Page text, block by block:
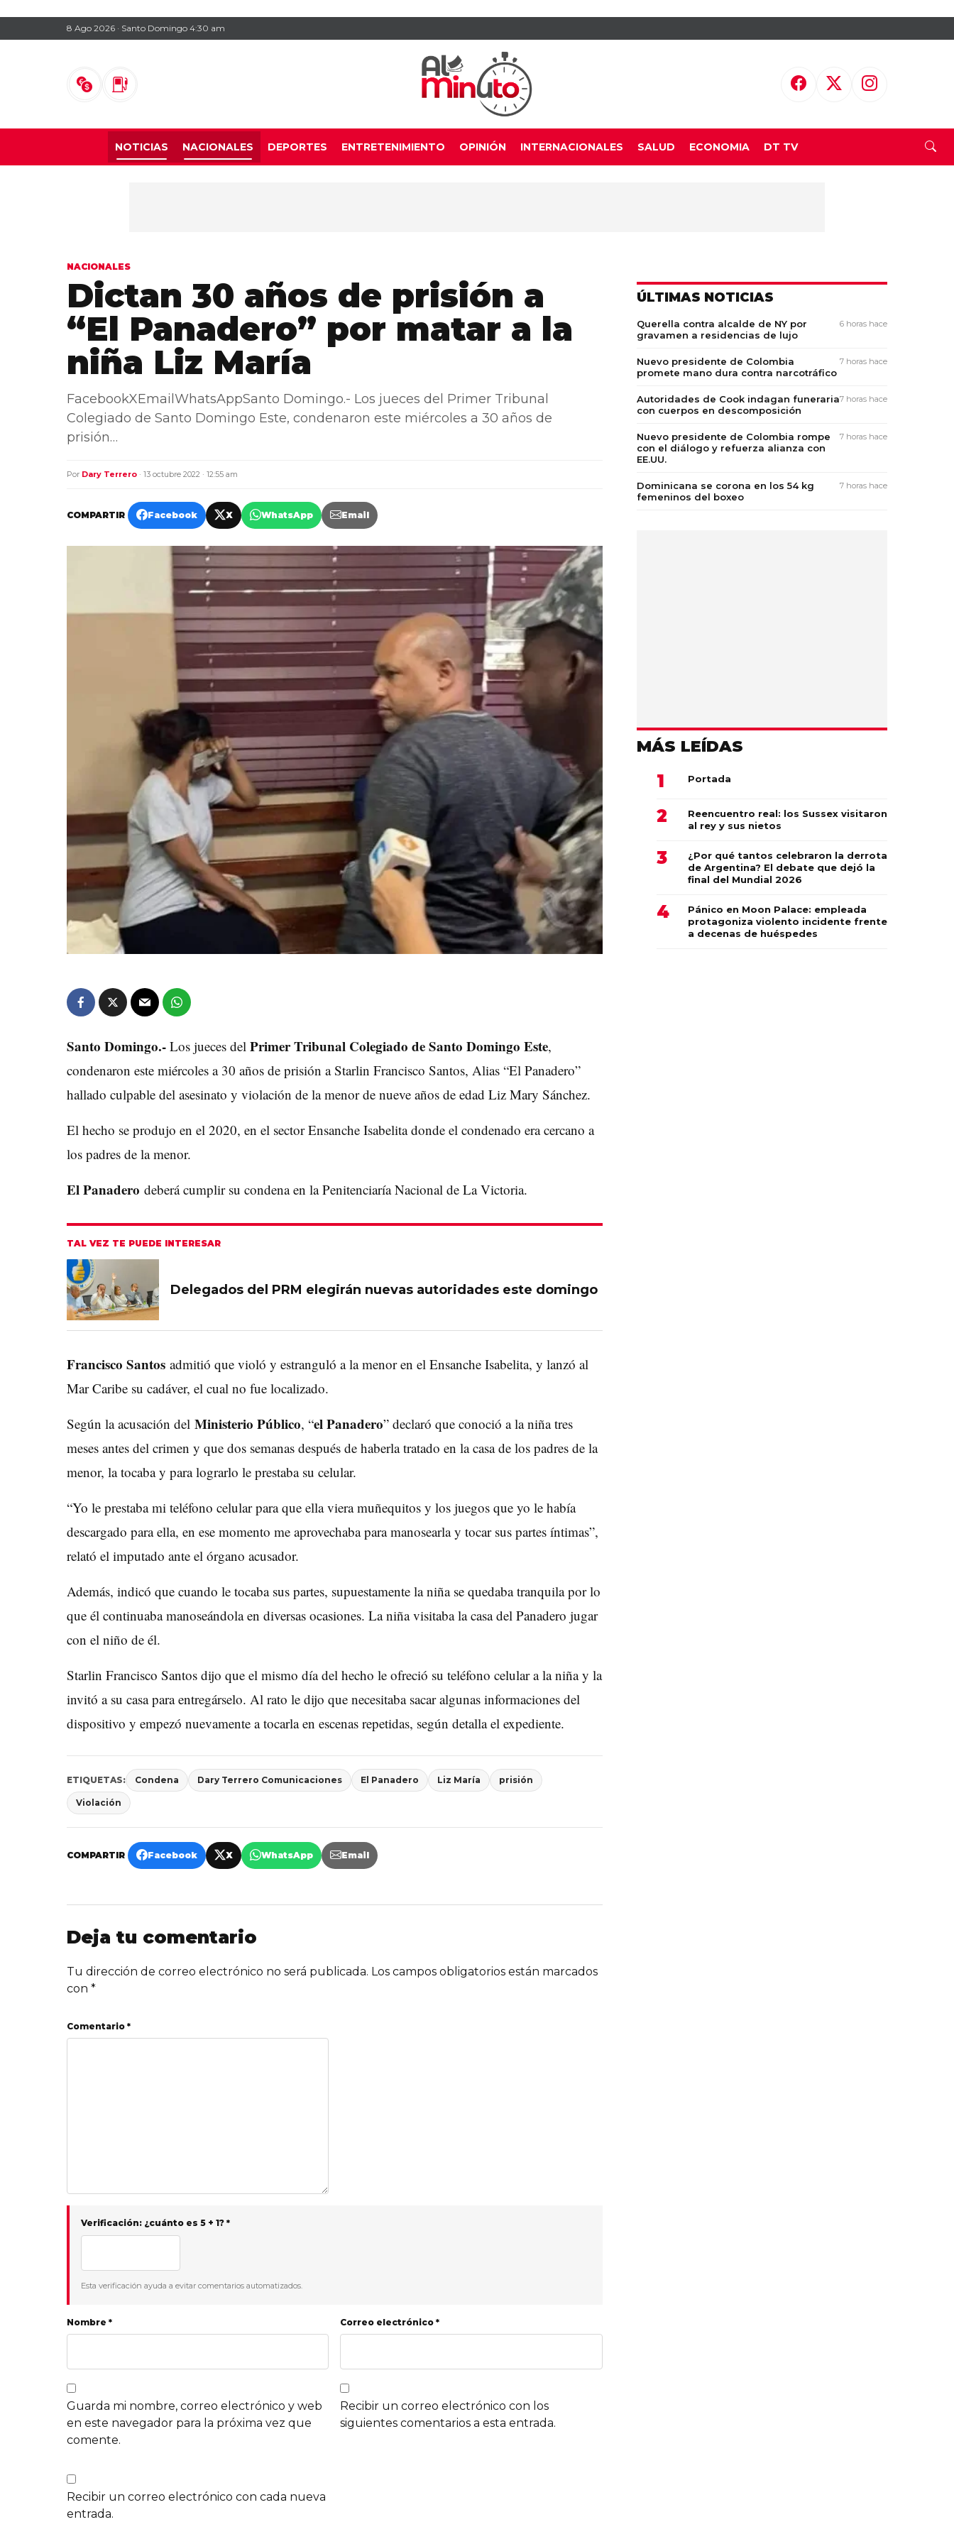
8 Ago 2026 · Santo Domingo 4:30 am
NOTICIAS NACIONALES DEPORTES ENTRETENIMIENTO OPINIÓN INTERNACIONALES SALUD ECONOMIA DT TV
NACIONALES
Dictan 30 años de prisión a
“El Panadero” por matar a la
niña Liz María
FacebookXEmailWhatsAppSanto Domingo.- Los jueces del Primer Tribunal
Colegiado de Santo Domingo Este, condenaron este miércoles a 30 años de
prisión…
Por Dary Terrero · 13 octubre 2022 · 12:55 am
COMPARTIR Facebook X WhatsApp Email
Santo Domingo.- Los jueces del Primer Tribunal Colegiado de Santo Domingo Este,
condenaron este miércoles a 30 años de prisión a Starlin Francisco Santos, Alias “El Panadero”
hallado culpable del asesinato y violación de la menor de nueve años de edad Liz Mary Sánchez.
El hecho se produjo en el 2020, en el sector Ensanche Isabelita donde el condenado era cercano a
los padres de la menor.
El Panadero deberá cumplir su condena en la Penitenciaría Nacional de La Victoria.
TAL VEZ TE PUEDE INTERESAR
Delegados del PRM elegirán nuevas autoridades este domingo
Francisco Santos admitió que violó y estranguló a la menor en el Ensanche Isabelita, y lanzó al
Mar Caribe su cadáver, el cual no fue localizado.
Según la acusación del Ministerio Público, “el Panadero” declaró que conoció a la niña tres
meses antes del crimen y que dos semanas después de haberla tratado en la casa de los padres de la
menor, la tocaba y para lograrlo le prestaba su celular.
“Yo le prestaba mi teléfono celular para que ella viera muñequitos y los juegos que yo le había
descargado para ella, en ese momento me aprovechaba para manosearla y tocar sus partes íntimas”,
relató el imputado ante el órgano acusador.
Además, indicó que cuando le tocaba sus partes, supuestamente la niña se quedaba tranquila por lo
que él continuaba manoseándola en diversas ocasiones. La niña visitaba la casa del Panadero jugar
con el niño de él.
Starlin Francisco Santos dijo que el mismo día del hecho le ofreció su teléfono celular a la niña y la
invitó a su casa para entregárselo. Al rato le dijo que necesitaba sacar algunas informaciones del
dispositivo y empezó nuevamente a tocarla en escenas repetidas, según detalla el expediente.
ETIQUETAS: Condena Dary Terrero Comunicaciones El Panadero Liz María prisión
Violación
COMPARTIR Facebook X WhatsApp Email
Deja tu comentario
Tu dirección de correo electrónico no será publicada. Los campos obligatorios están marcados
con *
Comentario *
Verificación: ¿cuánto es 5 + 1? *
Esta verificación ayuda a evitar comentarios automatizados.
Nombre * Correo electrónico *
Guarda mi nombre, correo electrónico y web
en este navegador para la próxima vez que
comente.
Recibir un correo electrónico con los
siguientes comentarios a esta entrada.
Recibir un correo electrónico con cada nueva
entrada.
ÚLTIMAS NOTICIAS
Querella contra alcalde de NY por
gravamen a residencias de lujo
6 horas hace
Nuevo presidente de Colombia
promete mano dura contra narcotráfico
7 horas hace
Autoridades de Cook indagan funeraria
con cuerpos en descomposición
7 horas hace
Nuevo presidente de Colombia rompe
con el diálogo y refuerza alianza con
EE.UU.
7 horas hace
Dominicana se corona en los 54 kg
femeninos del boxeo
7 horas hace
MÁS LEÍDAS
Portada
Reencuentro real: los Sussex visitaron
al rey y sus nietos
¿Por qué tantos celebraron la derrota
de Argentina? El debate que dejó la
final del Mundial 2026
Pánico en Moon Palace: empleada
protagoniza violento incidente frente
a decenas de huéspedes